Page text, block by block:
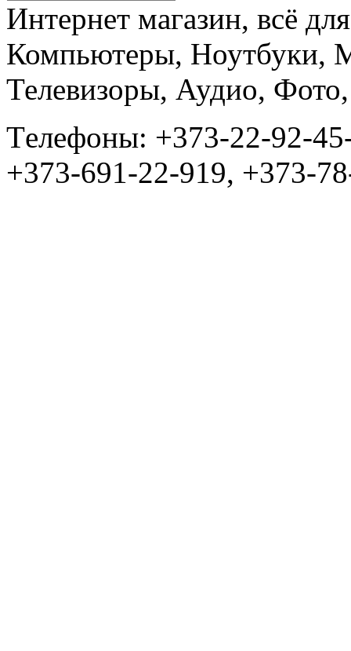
Интернет магазин, всё
Компьютеры, Ноутбуки,
Телевизоры, Аудио,
Tелефоны: +373-22-92-
+373-691-22-919, +373-